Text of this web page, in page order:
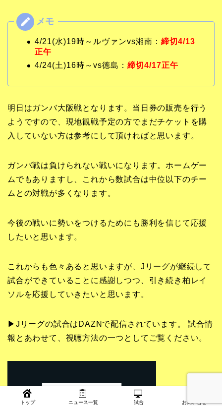
4/21(水)19時～ルヴァンvs湘南： 締切4/13
正午
4/24(土)16時～vs徳島： 締切4/17正午
明日はガンバ大阪戦となります。当日券の販売を行う
ようですので、現地観戦予定の方でまだチケットを購
入していない方は参考にして頂ければと思います。
ガンバ戦は負けられない戦いになります。ホームゲー
ムでもありますし、これから数試合は中位以下のチー
ムとの対戦が多くなります。
今後の戦いに勢いをつけるためにも勝利を信じて応援
したいと思います。
これからも色々あると思いますが、Jリーグが継続して
試合ができていることに感謝しつつ、引き続き柏レイ
ソルを応援していきたいと思います。
▶Jリーグの試合はDAZNで配信されています。 試合情
報とあわせて、視聴方法の一つとしてご覧ください。
トップ ニュース一覧 試合 お問い合せ